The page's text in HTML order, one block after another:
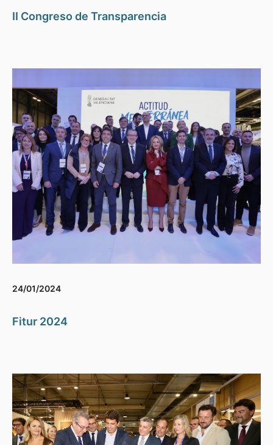
II Congreso de Transparencia
24/01/2024
Fitur 2024